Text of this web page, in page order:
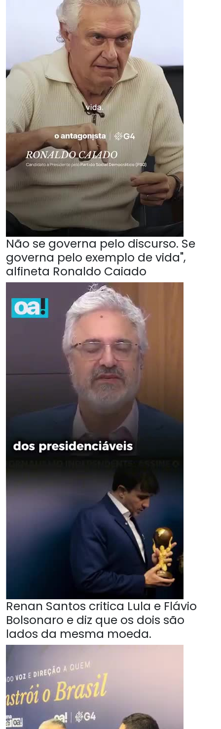
Não se governa pelo discurso. Se
governa pelo exemplo de vida",
alfineta Ronaldo Caiado
Renan Santos critica Lula e Flávio
Bolsonaro e diz que os dois são
lados da mesma moeda.